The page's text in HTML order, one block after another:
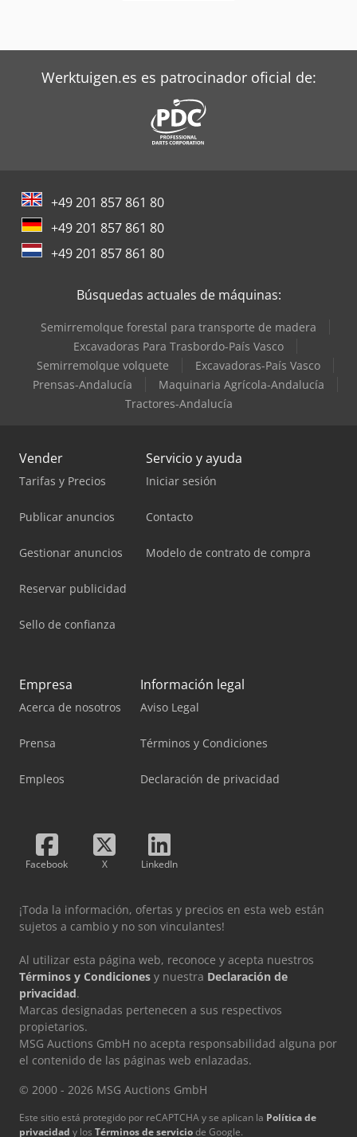
Werktuigen.es es patrocinador oficial de:
+49 201 857 861 80
+49 201 857 861 80
+49 201 857 861 80
Búsquedas actuales de máquinas:
Semirremolque forestal para transporte de madera
Excavadoras Para Trasbordo-País Vasco
Semirremolque volquete
Excavadoras-País Vasco
Prensas-Andalucía
Maquinaria Agrícola-Andalucía
Tractores-Andalucía
Vender
Tarifas y Precios
Publicar anuncios
Gestionar anuncios
Reservar publicidad
Sello de confianza
Servicio y ayuda
Iniciar sesión
Contacto
Modelo de contrato de compra
Empresa
Acerca de nosotros
Prensa
Empleos
Información legal
Aviso Legal
Términos y Condiciones
Declaración de privacidad
Facebook X LinkedIn
¡Toda la información, ofertas y precios en esta web están
sujetos a cambio y no son vinculantes!
Al utilizar esta página web, reconoce y acepta nuestros
Términos y Condiciones y nuestra Declaración de
privacidad.
Marcas designadas pertenecen a sus respectivos
propietarios.
MSG Auctions GmbH no acepta responsabilidad alguna por
el contenido de las páginas web enlazadas.
© 2000 - 2026 MSG Auctions GmbH
Este sitio está protegido por reCAPTCHA y se aplican la Política de
privacidad y los Términos de serviciode Google.